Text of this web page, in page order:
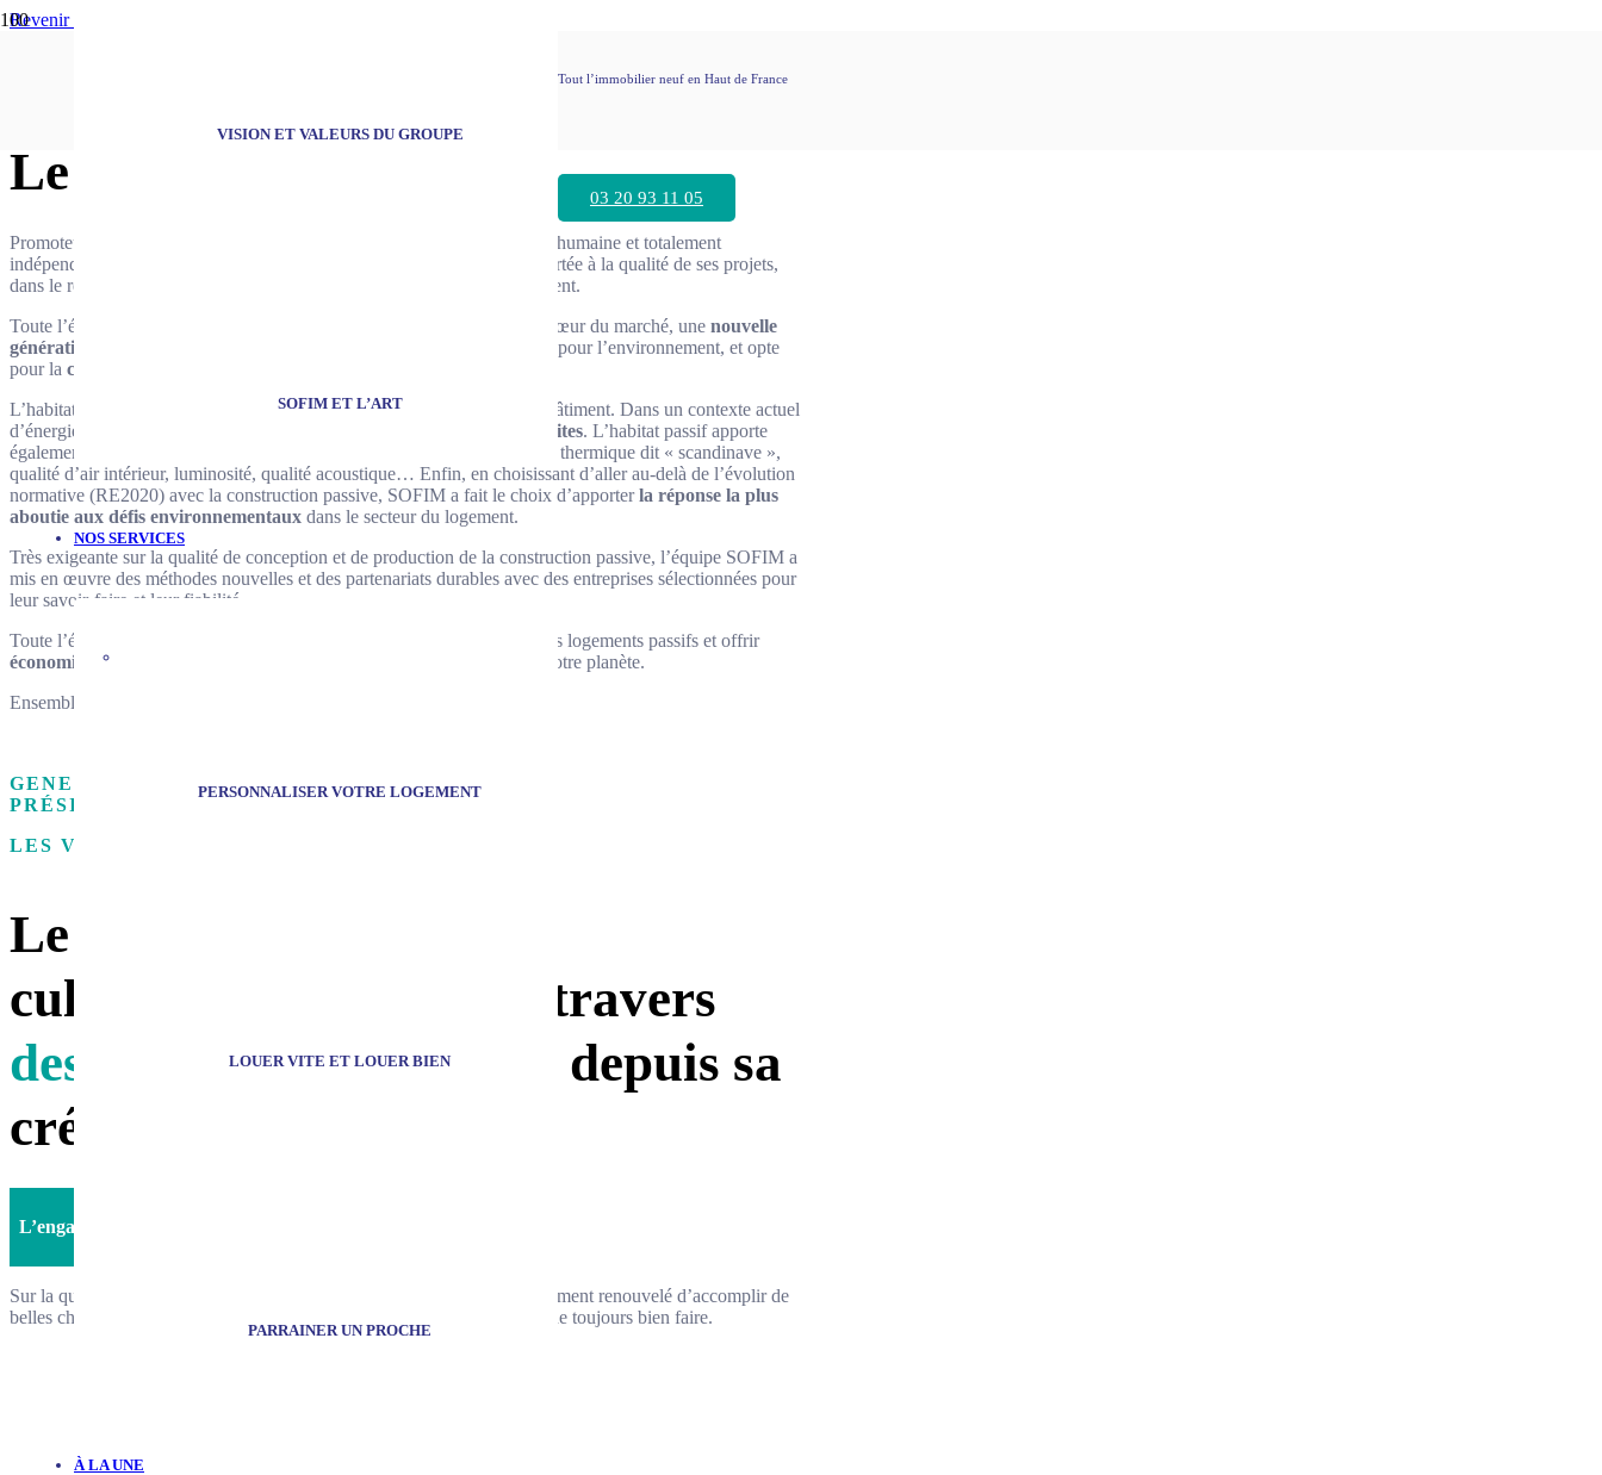
VISION ET VALEURS DU GROUPE
SOFIM ET L’ART
NOS SERVICES
PERSONNALISER VOTRE LOGEMENT
LOUER VITE ET LOUER BIEN
PARRAINER UN PROCHE
À LA UNE
Tout l’immobilier neuf en Haut de France
03 20 93 11 05
Revenir à l’accueil
Le Groupe SOFIM
Promoteur, constructeur et aménageur régional, est une entreprise à taille humaine et totalement
indépendante. Elle s’est toujours singularisée par une grande attention portée à la qualité de ses projets,
dans le respect de ses engagements pour ses clients et pour l’environnement.
Toute l’équipe SOFIM porte aujourd’hui une forte ambition d’offrir, au cœur du marché, une nouvelle
génération
de logements de qualité exceptionnelle, pour le client final et pour l’environnement, et opte
pour la construction passive
L’habitat passif est l’aboutissement ultime de la sobriété énergétique du bâtiment. Dans un contexte actuel
d’énergie chère, les
charges de chauffage sont considérablement réduites. L’habitat passif apporte
également un
aux occupants du logement : confort thermique dit « scandinave »,
qualité d’air intérieur, luminosité, qualité acoustique… Enfin, en choisissant d’aller au-delà de l’évolution
normative (RE2020) avec la construction passive, SOFIM a fait le choix d’apporterla réponse la plus
aboutie aux défis environnementaux dans le secteur du logement.
Très exigeante sur la qualité de conception et de production de la construction passive, l’équipe SOFIM a
mis en œuvre des méthodes nouvelles et des partenariats durables avec des entreprises sélectionnées pour
leur savoir-faire et leur fiabilité.
Toute l’équipe SOFIM, animée par la passion de construire, veut bâtir des logements passifs et offrir
économie, confort et sens
pour le bonheur de ses clients et l’avenir de notre planète.
Ensemble, construisons passif pour l’avenir !
GENEVIÈVE HOUZÉ
PRÉSIDENTE
LES VALEURS
Le
cultive sa différence au travers
des valeursqu’il défend depuis sa
création.
L’engagement et l’honnêteté, SOFIM s’engage.
Sur la qualité de ses réalisations, bien sûr, mais aussi sur le souci constamment renouvelé d’accomplir de
belles choses, sur le respect de la parole donnée, sur la volonté assumée de toujours bien faire.